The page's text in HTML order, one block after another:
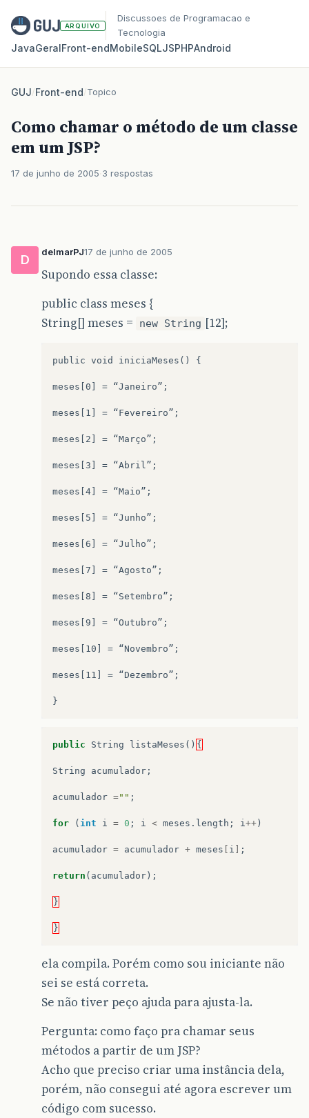
ARQUIVO
Discussoes de Programacao e
Tecnologia
JavaGeralFront‑endMobileSQLJSPHPAndroid
GUJ/Front-end/Topico
Como chamar o método de um classe
em um JSP?
17 de junho de 2005 3 respostas
D
delmarPJ17 de junho de 2005
Supondo essa classe:
public class meses {
String[] meses =
new String [12];
public void iniciaMeses() {
meses[0] = “Janeiro”;
meses[1] = “Fevereiro”;
meses[2] = “Março”;
meses[3] = “Abril”;
meses[4] = “Maio”;
meses[5] = “Junho”;
meses[6] = “Julho”;
meses[7] = “Agosto”;
meses[8] = “Setembro”;
meses[9] = “Outubro”;
meses[10] = “Novembro”;
meses[11] = “Dezembro”;
public String listaMeses () {
String acumulador ;
acumulador ="" ;
for ( int i = 0 ; i < meses . length ; i ++ )
acumulador = acumulador + meses i ;
return ( acumulador );
}
}
ela compila. Porém como sou iniciante não
sei se está correta.
Se não tiver peço ajuda para ajusta-la.
Pergunta: como faço pra chamar seus
métodos a partir de um JSP?
Acho que preciso criar uma instância dela,
porém, não consegui até agora escrever um
código com sucesso.